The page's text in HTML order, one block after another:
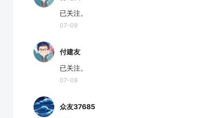
已关注。
07-09
付建友
已关注。
07-09
众友37685